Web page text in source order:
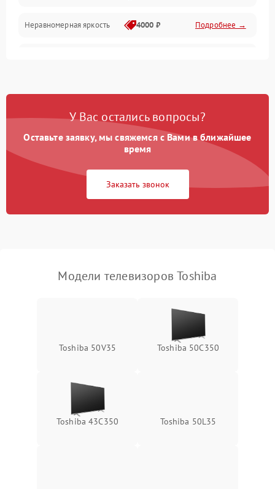
Программное обеспечение
Сеть и подключения
Аудио
Сетевая
Неравномерная яркость 4000 ₽ Подробнее →
У Вас остались вопросы?
Оставьте заявку, мы свяжемся с Вами в ближайшее
время
Заказать звонок
Модели телевизоров Toshiba
Toshiba 50V35 Toshiba 50C350
Toshiba 43C350 Toshiba 50L35